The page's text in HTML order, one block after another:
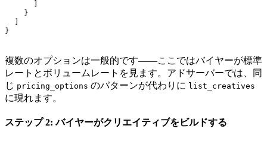
    }
}
複数のオプションは一般的です——ここではバイヤーが標準
レートとボリュームレートを見ます。アドサーバーでは、同
じ pricing_options のパターンが代わりに list_creatives
に現れます。
ステップ 2: バイヤーがクリエイティブをビルドする